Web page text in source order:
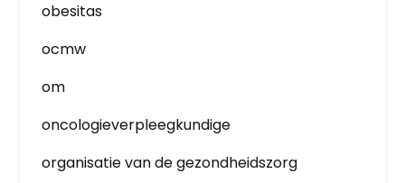
obesitas
ocmw
om
oncologieverpleegkundige
organisatie van de gezondheidszorg